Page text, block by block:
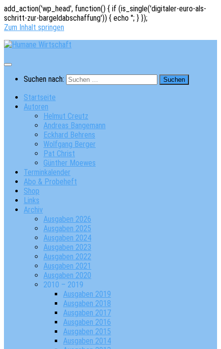
add_action('wp_head', function() { if (is_single('digitaler-euro-als-
schritt-zur-bargeldabschaffung')) { echo ''; } });
Zum Inhalt springen
Suchen nach:
Startseite
Autoren
Helmut Creutz
Andreas Bangemann
Eckhard Behrens
Wolfgang Berger
Pat Christ
Günther Moewes
Terminkalender
Abo & Probeheft
Shop
Links
Archiv
Ausgaben 2026
Ausgaben 2025
Ausgaben 2024
Ausgaben 2023
Ausgaben 2022
Ausgaben 2021
Ausgaben 2020
2010 – 2019
Ausgaben 2019
Ausgaben 2018
Ausgaben 2017
Ausgaben 2016
Ausgaben 2015
Ausgaben 2014